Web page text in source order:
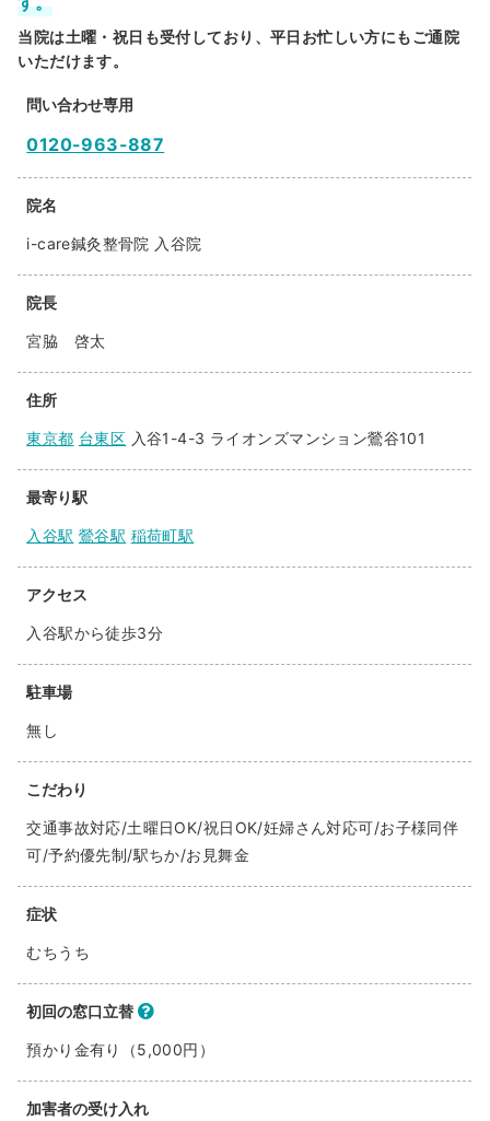
当院は土曜・祝日も受付しており、平日お忙しい方にもご通院
いただけます。
問い合わせ専用
0120-963-887
院名
i-care鍼灸整骨院 入谷院
院長
宮脇 啓太
住所
東京都 台東区 入谷1-4-3 ライオンズマンション鶯谷101
最寄り駅
入谷駅 鶯谷駅 稲荷町駅
アクセス
入谷駅から徒歩3分
駐車場
無し
こだわり
交通事故対応/土曜日OK/祝日OK/妊婦さん対応可/お子様同伴
可/予約優先制/駅ちか/お見舞金
症状
むちうち
初回の窓口立替
預かり金有り（5,000円）
加害者の受け入れ